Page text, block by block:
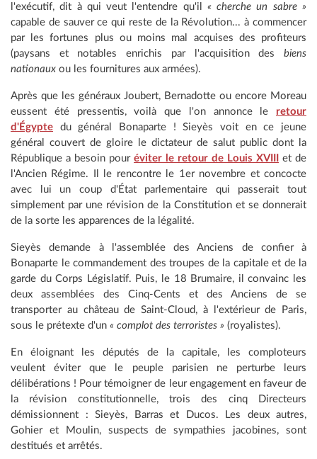
l'exécutif, dit à qui veut l'entendre qu'il « cherche un sabre »
capable de sauver ce qui reste de la Révolution... à commencer
par les fortunes plus ou moins mal acquises des profiteurs
(paysans et notables enrichis par l'acquisition des biens
nationaux ou les fournitures aux armées).
Après que les généraux Joubert, Bernadotte ou encore Moreau
eussent été pressentis, voilà que l'on annonce le retour
d'Égypte du général Bonaparte ! Sieyès voit en ce jeune
général couvert de gloire le dictateur de salut public dont la
République a besoin pour éviter le retour de Louis XVIII et de
l'Ancien Régime. Il le rencontre le 1er novembre et concocte
avec lui un coup d'État parlementaire qui passerait tout
simplement par une révision de la Constitution et se donnerait
de la sorte les apparences de la légalité.
Sieyès demande à l'assemblée des Anciens de confier à
Bonaparte le commandement des troupes de la capitale et de la
garde du Corps Législatif. Puis, le 18 Brumaire, il convainc les
deux assemblées des Cinq-Cents et des Anciens de se
transporter au château de Saint-Cloud, à l'extérieur de Paris,
sous le prétexte d'un « complot des terroristes » (royalistes).
En éloignant les députés de la capitale, les comploteurs
veulent éviter que le peuple parisien ne perturbe leurs
délibérations ! Pour témoigner de leur engagement en faveur de
la révision constitutionnelle, trois des cinq Directeurs
démissionnent : Sieyès, Barras et Ducos. Les deux autres,
Gohier et Moulin, suspects de sympathies jacobines, sont
destitués et arrêtés.